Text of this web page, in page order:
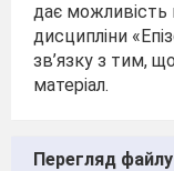
дає можливість
дисципліни
зв’язку з тим,
матеріал.
Перегляд файлу